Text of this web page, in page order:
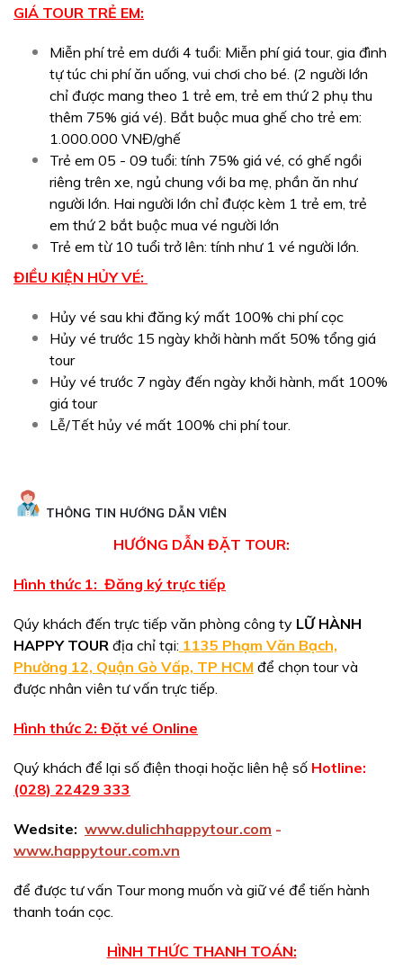
GIÁ TOUR TRẺ EM:
Miễn phí trẻ em dưới 4 tuổi: Miễn phí giá tour, gia đình
tự túc chi phí ăn uống, vui chơi cho bé. (2 người lớn
chỉ được mang theo 1 trẻ em, trẻ em thứ 2 phụ thu
thêm 75% giá vé). Bắt buộc mua ghế cho trẻ em:
1.000.000 VNĐ/ghế
Trẻ em 05 - 09 tuổi: tính 75% giá vé, có ghế ngồi
riêng trên xe, ngủ chung với ba mẹ, phần ăn như
người lớn. Hai người lớn chỉ được kèm 1 trẻ em, trẻ
em thứ 2 bắt buộc mua vé người lớn
Trẻ em từ 10 tuổi trở lên: tính như 1 vé người lớn.
ĐIỀU KIỆN HỦY VÉ:
Hủy vé sau khi đăng ký mất 100% chi phí cọc
Hủy vé trước 15 ngày khởi hành mất 50% tổng giá
tour
Hủy vé trước 7 ngày đến ngày khởi hành, mất 100%
giá tour
Lễ/Tết hủy vé mất 100% chi phí tour.
THÔNG TIN HƯỚNG DẪN VIÊN
HƯỚNG DẪN ĐẶT TOUR:
Hình thức 1: Đăng ký trực tiếp
Qúy khách đến trực tiếp văn phòng công ty LỮ HÀNH
HAPPY TOUR địa chỉ tại: 1135 Phạm Văn Bạch,
Phường 12, Quận Gò Vấp, TP HCM để chọn tour và
được nhân viên tư vấn trực tiếp.
Hình thức 2: Đặt vé Online
Quý khách để lại số điện thoại hoặc liên hệ số Hotline:
(028) 22429 333
Wedsite: www.dulichhappytour.com -
www.happytour.com.vn
để được tư vấn Tour mong muốn và giữ vé để tiến hành
thanh toán cọc.
HÌNH THỨC THANH TOÁN: